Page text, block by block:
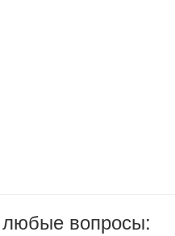
любые вопросы: